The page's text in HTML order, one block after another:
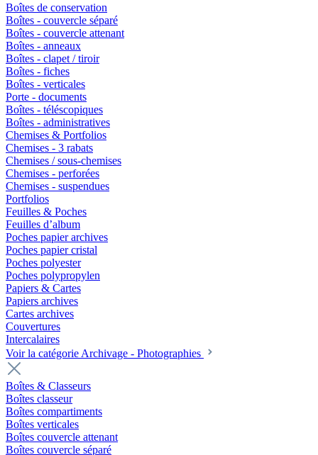
Boîtes de conservation
Boîtes - couvercle séparé
Boîtes - couvercle attenant
Boîtes - anneaux
Boîtes - clapet / tiroir
Boîtes - fiches
Boîtes - verticales
Porte - documents
Boîtes - téléscopiques
Boîtes - administratives
Chemises & Portfolios
Chemises - 3 rabats
Chemises / sous-chemises
Chemises - perforées
Chemises - suspendues
Portfolios
Feuilles & Poches
Feuilles d’album
Poches papier archives
Poches papier cristal
Poches polyester
Poches polypropylen
Papiers & Cartes
Papiers archives
Cartes archives
Couvertures
Intercalaires
Voir la catégorie Archivage - Photographies
Boîtes & Classeurs
Boîtes classeur
Boîtes compartiments
Boîtes verticales
Boîtes couvercle attenant
Boîtes couvercle séparé